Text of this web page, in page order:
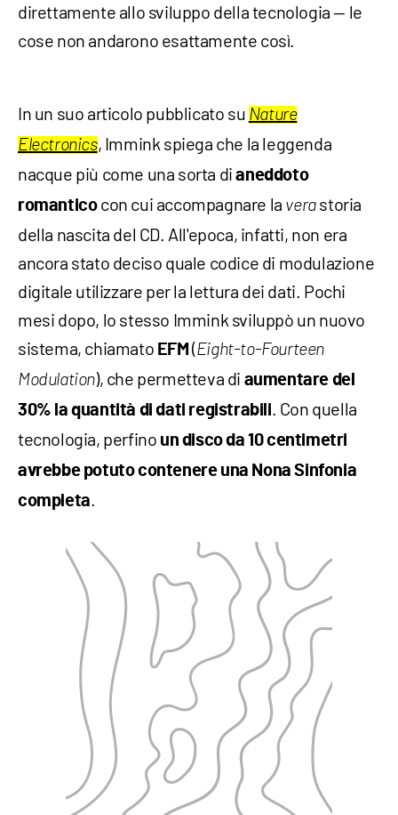
direttamente allo sviluppo della tecnologia — le
cose non andarono esattamente così.
In un suo articolo pubblicato su Nature
Electronics, Immink spiega che la leggenda
nacque più come una sorta dianeddoto
romanticocon cui accompagnare la verastoria
della nascita del CD. All'epoca, infatti, non era
ancora stato deciso quale codice di modulazione
digitale utilizzare per la lettura dei dati. Pochi
mesi dopo, lo stesso Immink sviluppò un nuovo
sistema, chiamato EFM (Eight-to-Fourteen
Modulation), che permetteva di aumentare del
30% la quantità di dati registrabili. Con quella
tecnologia, perfino un disco da 10 centimetri
avrebbe potuto contenere una Nona Sinfonia
completa.